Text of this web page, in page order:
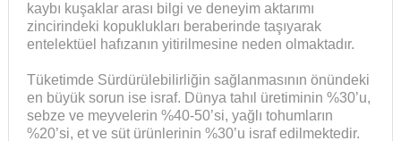
kaybı kuşaklar arası bilgi ve deneyim aktarımı
zincirindeki kopuklukları beraberinde taşıyarak
entelektüel hafızanın yitirilmesine neden olmaktadır.
Tüketimde Sürdürülebilirliğin sağlanmasının önündeki
en büyük sorun ise israf. Dünya tahıl üretiminin %30’u,
sebze ve meyvelerin %40-50’si, yağlı tohumların
%20’si, et ve süt ürünlerinin %30’u israf edilmektedir.